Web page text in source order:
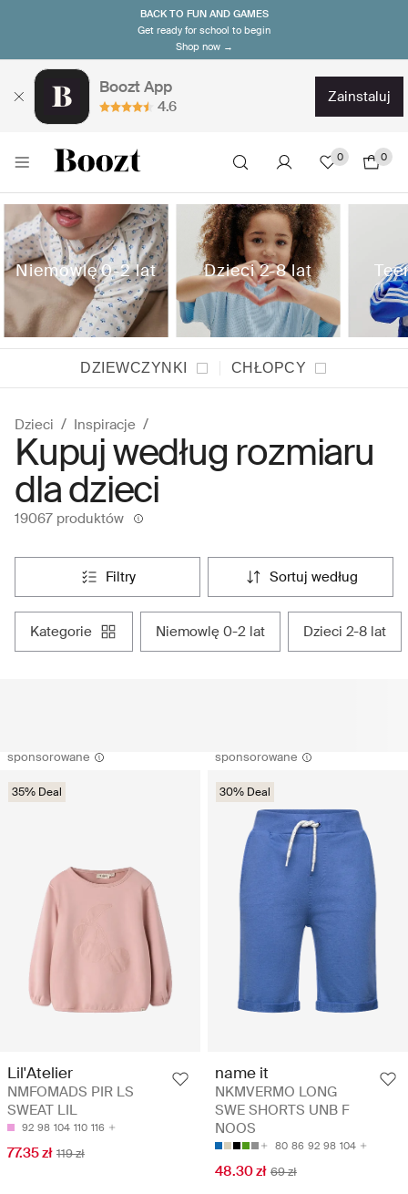
BACK TO FUN AND GAMES
Get ready for school to begin
Shop now →
Boozt App
4.6
zainstaluj
0 0
Niemowlę 0-2 lat Dzieci 2-8 lat
DZIEWCZYNKI CHŁOPCY
Dzieci Inspiracje
Kupuj według rozmiaru
dla dzieci
19067 produktów
filtry sortuj według
kategorie niemowlę 0-2 lat dzieci 2-8 lat
sponsorowane
35% Deal
Lil'Atelier
NMFOMADS PIR LS
SWEAT LIL
92 98 104 110 116
77.35 zł 119 zł
sponsorowane
30% Deal
name it
NKMVERMO LONG
SWE SHORTS UNB F
NOOS
80 86 92 98 104
48.30 zł 69 zł